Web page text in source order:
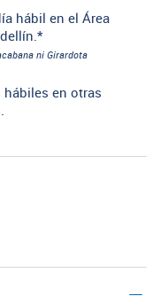
hábil en el Área
ni Girardota
hábiles en otras